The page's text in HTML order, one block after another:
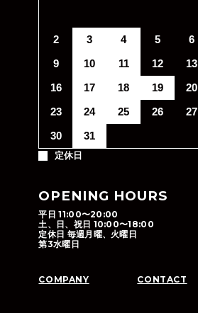
2
3 4 5 6
9
10 11 12 13
16
17 18 19 20
23
24 25 26 27
30
31
定休日
OPENING HOURS
平日 11:00〜20:00
土、日、祝日 10:00〜18:00
定休日 毎週月曜、火曜日
第3水曜日
COMPANY CONTACT